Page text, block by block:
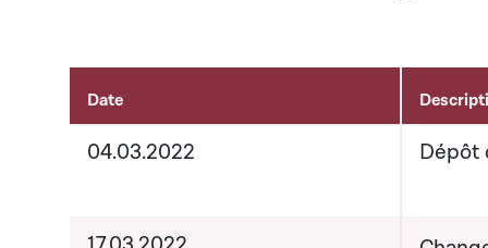
Activités sur le dossier
Date
04.03.2022 Dépôt